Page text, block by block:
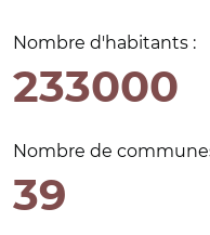
Nombre d'habitants :
233000
Nombre de
39